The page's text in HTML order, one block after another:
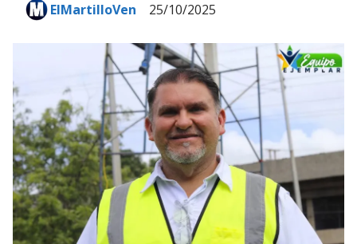
25/10/2025
ElMartilloVen